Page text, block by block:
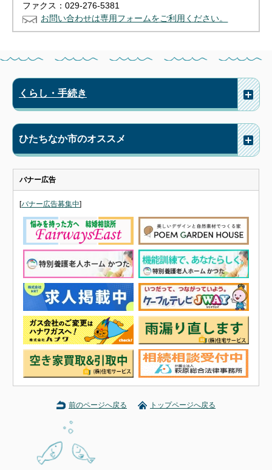
ファクス：029-276-5381
お問い合わせは専用フォームをご利用ください。
くらし・手続き
ひたちなか市のオススメ
バナー広告
[バナー広告募集中]
前のページへ戻る トップページへ戻る